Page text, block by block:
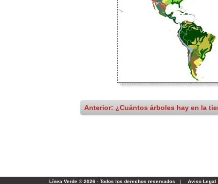
Anterior: ¿Cuántos árboles hay en la
Línea Verde ® 2026 - Todos los derechos reservados | Aviso Legal